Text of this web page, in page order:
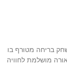
בריחה מטורף בו
מושלמת לחוויה